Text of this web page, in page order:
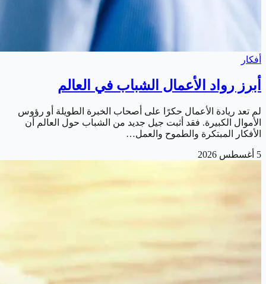
أفكار
أبرز رواد الأعمال الشباب في العالم
لم تعد ريادة الأعمال حكرًا على أصحاب الخبرة الطويلة أو رؤوس
الأموال الكبيرة. فقد أثبت جيل جديد من الشباب حول العالم أن
الأفكار المبتكرة والطموح والعمل…
5 أغسطس 2026